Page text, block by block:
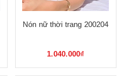
Nón nữ thời trang 200204
1.040.000₫